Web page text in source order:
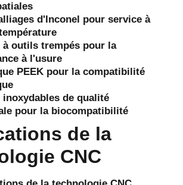
d'Inconel pour service à
à outils trempés pour la
à l'usure
PEEK pour la compatibilité
inoxydables de qualité
pour la biocompatibilité
de la
CNC